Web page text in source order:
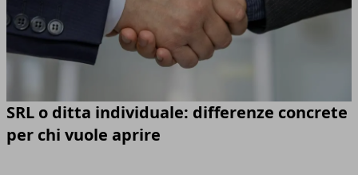
SRL o ditta individuale: differenze concrete
per chi vuole aprire